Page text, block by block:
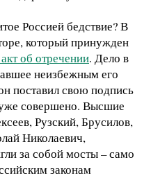
Россией бедствие? В
который принужден
об отречении. Дело в
неизбежным его
поставил свою подпись
совершено. Высшие
Рузский, Брусилов,
Николаевич,
за собой мосты – само
законам